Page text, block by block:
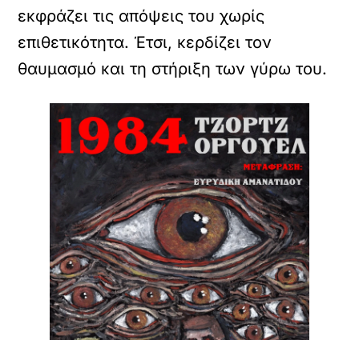
εκφράζει τις απόψεις του χωρίς
επιθετικότητα. Έτσι, κερδίζει τον
θαυμασμό και τη στήριξη των γύρω του.